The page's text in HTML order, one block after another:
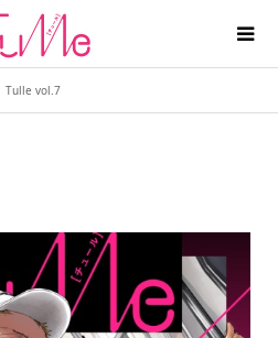
Tulle vol.7